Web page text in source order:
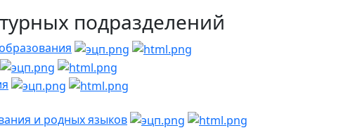
подразделений
и родных языков